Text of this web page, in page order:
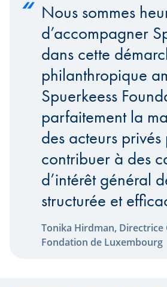
Nous sommes
d’accompagner
dans cette
philanthropique
Spuerkeess
parfaitement la
des acteurs
contribuer à des
d’intérêt général
structurée et
Tonika Hirdman, Directrice
Fondation de Luxembourg